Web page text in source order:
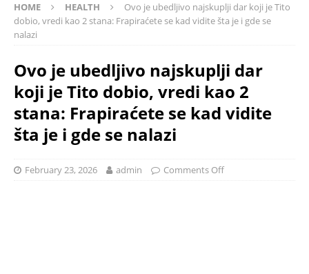
HOME HEALTH
Ovo je ubedljivo najskuplji dar koji je Tito
dobio, vredi kao 2 stana: Frapiraćete se kad vidite šta je i gde se
nalazi
Ovo je ubedljivo najskuplji dar
koji je Tito dobio, vredi kao 2
stana: Frapiraćete se kad vidite
šta je i gde se nalazi
February 23, 2026 admin Comments Off